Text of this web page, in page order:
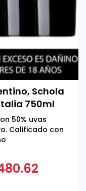
Schola
750ml
50% uvas
Calificado con